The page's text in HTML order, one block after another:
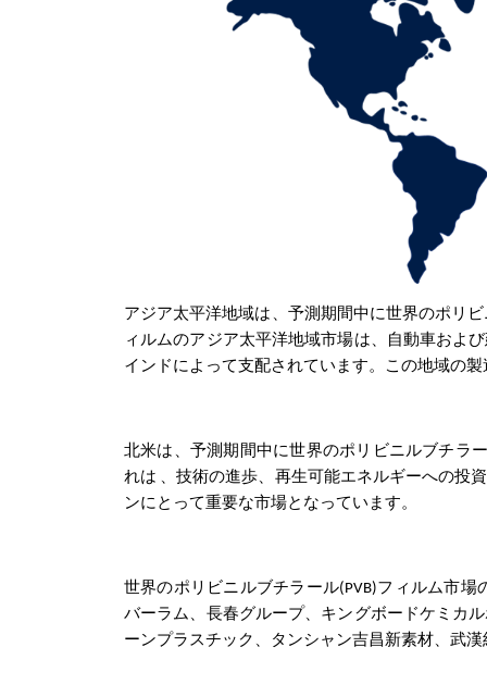
アジア太平洋地域は、予測期間中に世界のポリ
ィルムのアジア太平洋地域市場は、自動車およ
インドによって支配されています。この地域の
北米は、予測期間中に世界のポリビニルブチラ
れは 、技術の進歩、再生可能エネルギーへの投
ンにとって重要な市場となっています。
世界のポリビニルブチラール(PVB)フィルム市場
バーラム、長春グループ、キングボードケミカ
ーンプラスチック、タンシャン吉昌新素材、武